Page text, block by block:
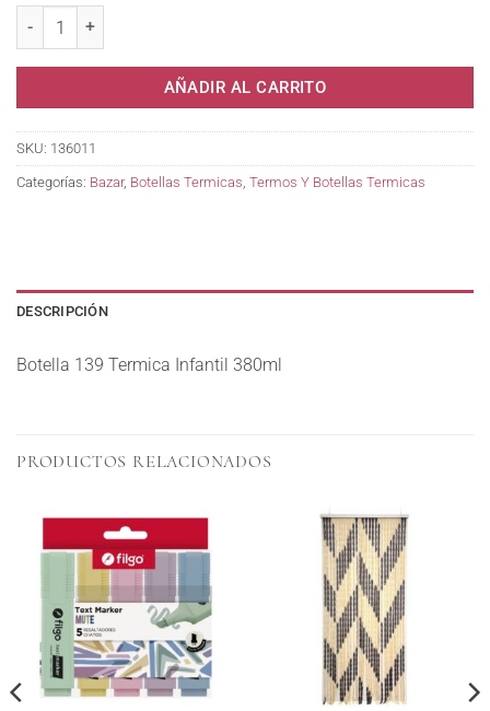
AÑADIR AL CARRITO
SKU: 136011
Categorías: Bazar, Botellas Termicas Termos Y Botellas Termicas
DESCRIPCIÓN
Botella 139 Termica Infantil 380ml
PRODUCTOS RELACIONADOS